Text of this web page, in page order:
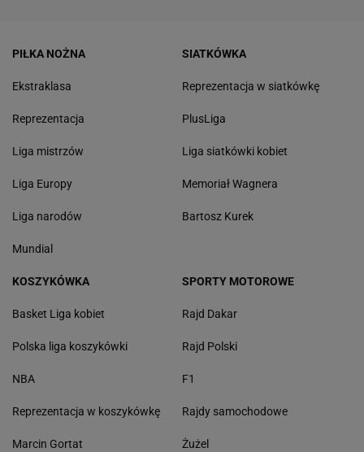
PIŁKA NOŻNA
Ekstraklasa
Reprezentacja
Liga mistrzów
Liga Europy
Liga narodów
Mundial
SIATKÓWKA
Reprezentacja w siatkówkę
PlusLiga
Liga siatkówki kobiet
Memoriał Wagnera
Bartosz Kurek
KOSZYKÓWKA
Basket Liga kobiet
Polska liga koszykówki
NBA
Reprezentacja w koszykówkę
Marcin Gortat
SPORTY MOTOROWE
Rajd Dakar
Rajd Polski
F1
Rajdy samochodowe
Żużel